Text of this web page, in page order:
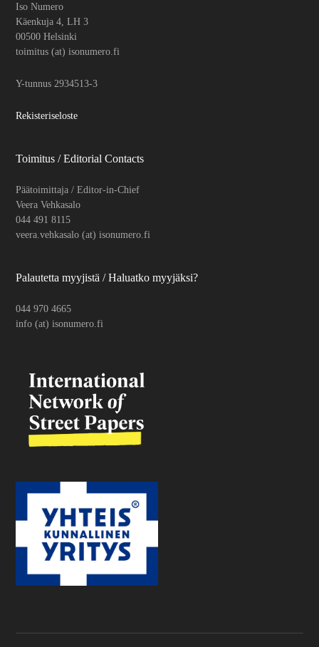
Iso Numero
Käenkuja 4, LH 3
00500 Helsinki
toimitus (at) isonumero.fi
Y-tunnus 2934513-3
Rekisteriseloste
Toimitus / Editorial Contacts
Päätoimittaja / Editor-in-Chief
Veera Vehkasalo
044 491 8115
veera.vehkasalo (at) isonumero.fi
Palautetta myyjistä / Haluatko myyjäksi?
044 970 4665
info (at) isonumero.fi